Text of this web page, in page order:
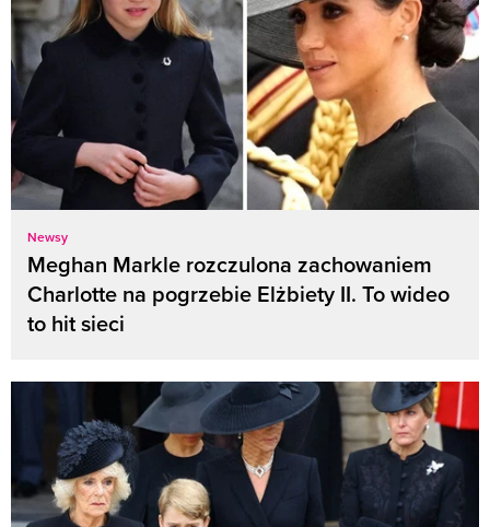
Newsy
Meghan Markle rozczulona zachowaniem
Charlotte na pogrzebie Elżbiety II. To wideo
to hit sieci